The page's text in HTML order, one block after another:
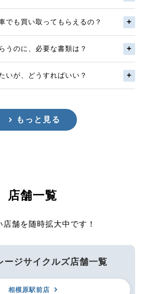
でも買い取ってもらえるの？
うのに、必要な書類は？
いが、どうすればいい？
もっと見る
店舗一覧
店舗を随時拡大中です！
ージサイクルズ店舗一覧
相模原駅前店